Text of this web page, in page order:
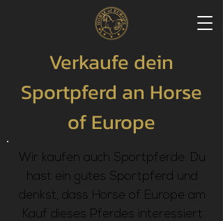
Verkaufe dein
Sportpferd an Horse
of Europe
Wir kaufen auch Sportpferde. Du
hast ein gutes Sportpferd und
denkst, dass Horse of Europe am
Kauf dieses Pferdes interessiert